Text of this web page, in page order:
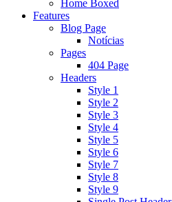
Home Boxed
Features
Blog Page
Notícias
Pages
404 Page
Headers
Style 1
Style 2
Style 3
Style 4
Style 5
Style 6
Style 7
Style 8
Style 9